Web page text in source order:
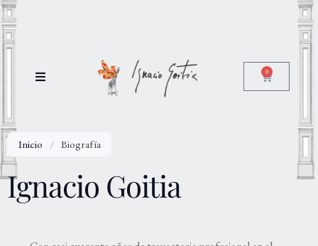
0
Inicio / Biografía
Ignacio Goitia